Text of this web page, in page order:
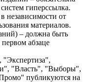
гиперссылка.
независимости от
материалов.
– должна быть
абзаце
"Власть", "Выборы",
публикуются на